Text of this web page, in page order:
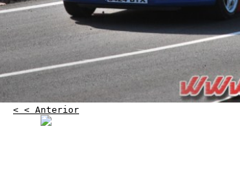
< < Anterior